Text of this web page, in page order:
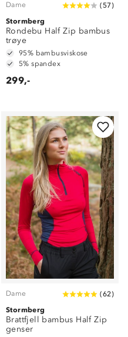
Dame (57)
Stormberg
Rondebu Half Zip bambus
trøye
95% bambusviskose
5% spandex
299,-
Dame (62)
Stormberg
Brattfjell bambus Half Zip
genser